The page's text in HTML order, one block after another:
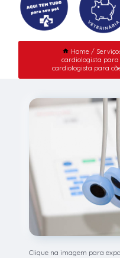
Home
cardiologista para
cardiologista para
Clique na imagem para